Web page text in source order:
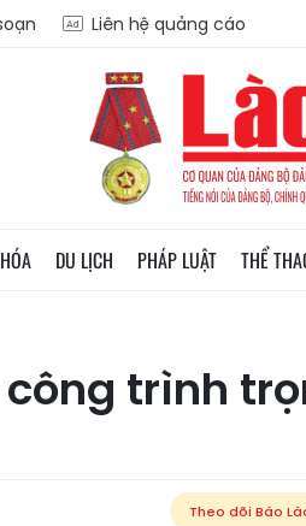
Liên hệ quảng cáo
DU LỊCH PHÁP LUẬT THỂ
trình
Theo dõi Báo